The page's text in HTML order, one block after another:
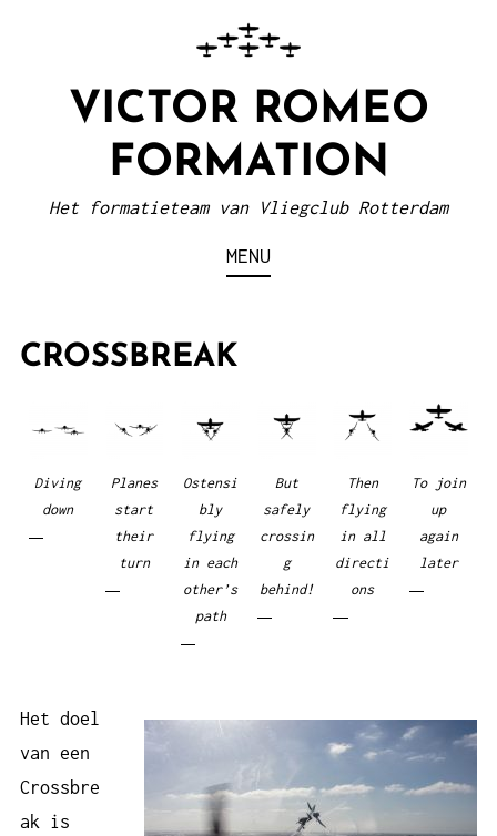
VICTOR ROMEO
FORMATION
Het formatieteam van Vliegclub Rotterdam
MENU
CROSSBREAK
Diving
down
Planes
start
their
turn
Ostensi
bly
flying
in each
other’s
path
But
safely
crossin
g
behind!
Then
flying
in all
directi
ons
To join
up
again
later
Het doel
van een
Crossbre
ak is